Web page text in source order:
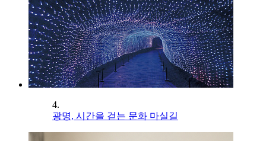
4.
광명, 시간을 걷는 문화 마실길